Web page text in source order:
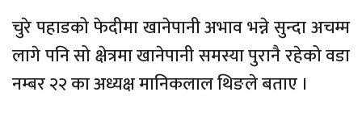
चुरे पहाडको फेदीमा खानेपानी अभाव भन्ने सुन्दा अचम्म
लागे पनि सो क्षेत्रमा खानेपानी समस्या पुरानै रहेको वडा
नम्बर २२ का अध्यक्ष मानिकलाल थिङले बताए ।